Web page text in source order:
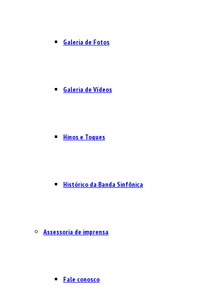
Galeria de Fotos
Galeria de Vídeos
Hinos e Toques
Histórico da Banda Sinfônica
Assessoria de imprensa
Fale conosco